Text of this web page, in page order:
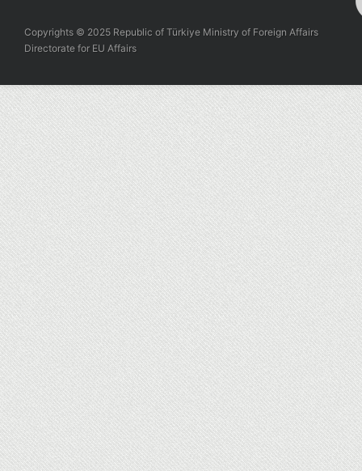
Copyrights © 2025 Republic of Türkiye Ministry of Foreign Affairs
Directorate for EU Affairs